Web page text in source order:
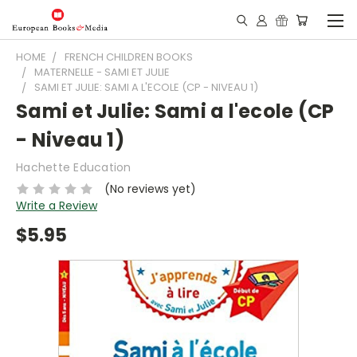
HOME
FRENCH CHILDREN BOOKS
MATERNELLE - SAMI ET JULIE
SAMI ET JULIE: SAMI A L'ECOLE (CP - NIVEAU 1)
Sami et Julie: Sami a l'ecole (CP
- Niveau 1)
Hachette Education
(No reviews yet)
Write a Review
$5.95